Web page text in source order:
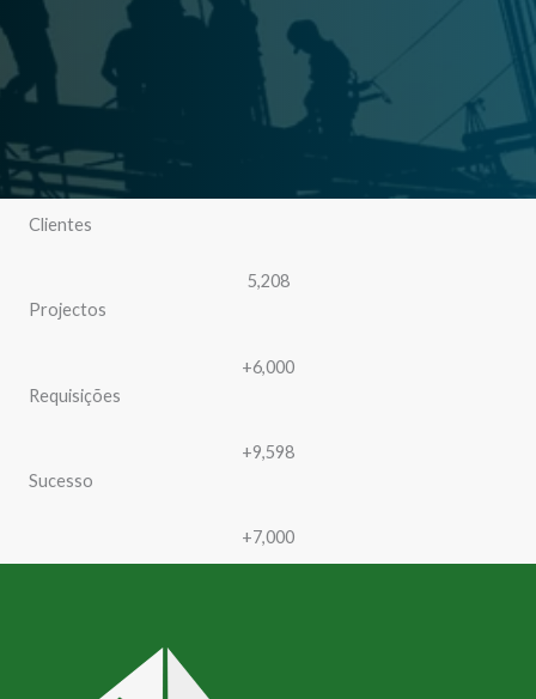
CONSTRUÇÕES SARL e brindar com as suas obras de arte, agradeço
a si que está a ler esta pequena mensagem, isto significa que
descobriu a nossa plataforma online, agora, pode fazer uma visita às
páginas e saber mais sobre o que fazemos, donde viemos e para onde
Clientes
5,208
Projectos
+6,000
Requisições
+9,598
Sucesso
+7,000